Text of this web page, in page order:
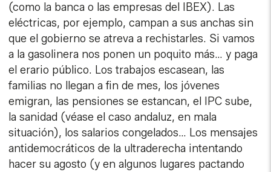
(como la banca o las empresas del IBEX). Las
eléctricas, por ejemplo, campan a sus anchas sin
que el gobierno se atreva a rechistarles. Si vamos
a la gasolinera nos ponen un poquito más… y paga
el erario público. Los trabajos escasean, las
familias no llegan a fin de mes, los jóvenes
emigran, las pensiones se estancan, el IPC sube,
la sanidad (véase el caso andaluz, en mala
situación), los salarios congelados… Los mensajes
antidemocráticos de la ultraderecha intentando
hacer su agosto (y en algunos lugares pactando